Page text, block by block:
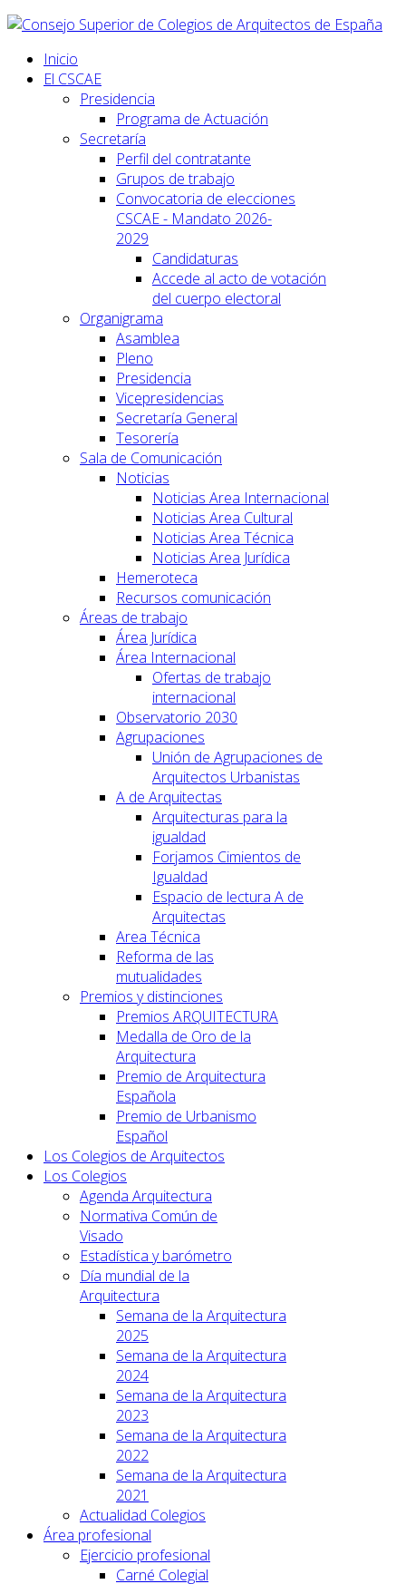
Inicio
El CSCAE
Presidencia
Programa de Actuación
Secretaría
Perfil del contratante
Grupos de trabajo
Convocatoria de elecciones
CSCAE - Mandato 2026-
2029
Candidaturas
Accede al acto de votación
del cuerpo electoral
Organigrama
Asamblea
Pleno
Presidencia
Vicepresidencias
Secretaría General
Tesorería
Sala de Comunicación
Noticias
Noticias Area Internacional
Noticias Area Cultural
Noticias Area Técnica
Noticias Area Jurídica
Hemeroteca
Recursos comunicación
Áreas de trabajo
Área Jurídica
Área Internacional
Ofertas de trabajo
internacional
Observatorio 2030
Agrupaciones
Unión de Agrupaciones de
Arquitectos Urbanistas
A de Arquitectas
Arquitecturas para la
igualdad
Forjamos Cimientos de
Igualdad
Espacio de lectura A de
Arquitectas
Area Técnica
Reforma de las
mutualidades
Premios y distinciones
Premios ARQUITECTURA
Medalla de Oro de la
Arquitectura
Premio de Arquitectura
Española
Premio de Urbanismo
Español
Los Colegios de Arquitectos
Los Colegios
Agenda Arquitectura
Normativa Común de
Visado
Estadística y barómetro
Día mundial de la
Arquitectura
Semana de la Arquitectura
2025
Semana de la Arquitectura
2024
Semana de la Arquitectura
2023
Semana de la Arquitectura
2022
Semana de la Arquitectura
2021
Actualidad Colegios
Área profesional
Ejercicio profesional
Carné Colegial